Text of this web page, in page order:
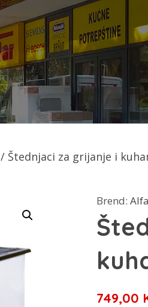
/ Štednjaci za grijanje i
Brend:
749,00